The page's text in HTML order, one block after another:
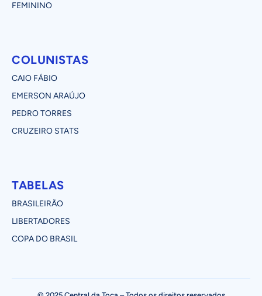
FEMININO
COLUNISTAS
CAIO FÁBIO
EMERSON ARAÚJO
PEDRO TORRES
CRUZEIRO STATS
TABELAS
BRASILEIRÃO
LIBERTADORES
COPA DO BRASIL